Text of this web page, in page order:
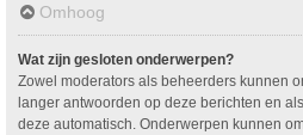
Omhoog
Wat zijn gesloten onderwerpen?
Zowel moderators als beheerders kunnen
langer antwoorden op deze berichten en
deze automatisch. Onderwerpen kunnen